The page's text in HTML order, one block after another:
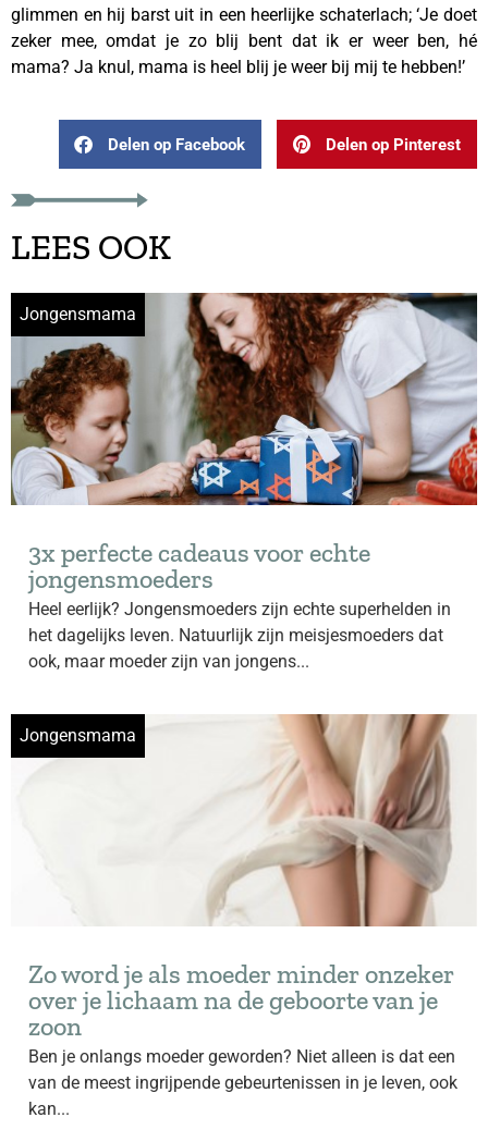
glimmen en hij barst uit in een heerlijke schaterlach; ‘Je doet
zeker mee, omdat je zo blij bent dat ik er weer ben, hé
mama? Ja knul, mama is heel blij je weer bij mij te hebben!’
Delen op Facebook Delen op Pinterest
LEES OOK
Jongensmama
3x perfecte cadeaus voor echte
jongensmoeders
Heel eerlijk? Jongensmoeders zijn echte superhelden in
het dagelijks leven. Natuurlijk zijn meisjesmoeders dat
ook, maar moeder zijn van jongens...
Jongensmama
Zo word je als moeder minder onzeker
over je lichaam na de geboorte van je
zoon
Ben je onlangs moeder geworden? Niet alleen is dat een
van de meest ingrijpende gebeurtenissen in je leven, ook
kan...